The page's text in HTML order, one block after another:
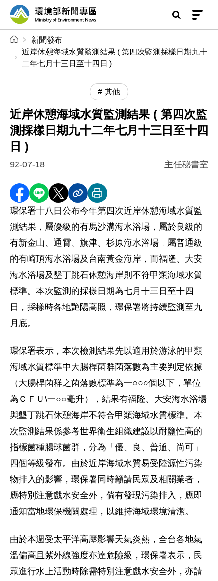
前往中央內容區塊
環境部新聞專區
新聞發布
近岸休憩海域水質監測結果 ( 第四次監測採樣日期九十
二年七月十三日至十四日 )
其他
近岸休憩海域水質監測結果 ( 第四次監
測採樣日期九十二年七月十三日至十四
日 )
92-07-18 主任秘書室
分享至 Facebook
分享到 LINE
分享到 X分享內容連結
列印本頁
環保署十八日公布今年第四次近岸休憩海域水質監
測結果，屬優級的有馬沙溝海水浴場，屬於良級的
有新金山、通霄、旗津、杉原海水浴場，屬普通級
的有崎頂海水浴場及台南黃金海岸，而福隆、大安
海水浴場及墾丁跳石休憩海岸則不符甲類海域水質
標準。本次監測的採樣日期為七月十三日至十四
日，採樣時各地艷陽高照，環保署將持續監測至九
月底。
環保署表示，本次檢測結果先以適用於游泳的甲類
海域水質標準中大腸桿菌群菌落數為主要判定依據
（大腸桿菌群之菌落數標準為一○○○個以下，單位
為ＣＦＵ\一○○毫升），結果有福隆、大安海水浴場
與墾丁跳石休憩海岸不符合甲類海域水質標準。本
次監測結果係參考世界衛生組織建議以耐鹽性高的
指標菌種腸球菌群，分為「優、良、普通、尚可」
四個等級發布。由於近岸海域水質易受陸源性污染
物排入的影響，環保署同時籲請民眾及相關業者，
應特別注意戲水安全外，倘有發現污染排入，應即
通知當地環保機關處理，以維持海域環境清潔。
由於本週受太平洋高壓影響天氣炎熱，全台各地氣
溫偏高且紫外線強度亦達危險級，環保署表示，民
眾進行水上活動時除需特別注意戲水安全外，亦請